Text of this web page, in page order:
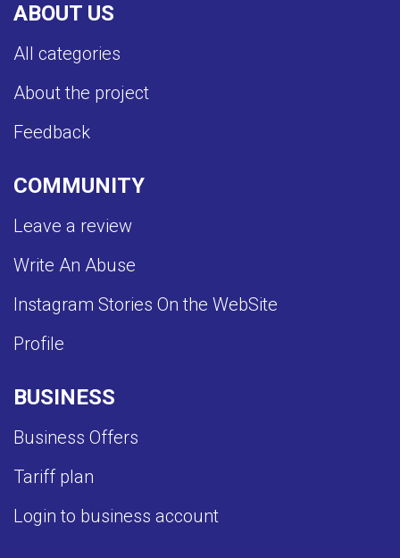
ABOUT US
All categories
About the project
Feedback
COMMUNITY
Leave a review
Write An Abuse
Instagram Stories On the WebSite
Profile
BUSINESS
Business Offers
Tariff plan
Login to business account